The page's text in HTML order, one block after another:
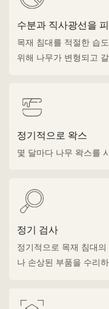
수분과 직사광선을
목재 침대를 적절한 습
위해 나무가 변형되고
정기적으로 왁스
몇 달마다 나무 왁스를
정기 검사
정기적으로 목재 침대
나 손상된 부품을 수리